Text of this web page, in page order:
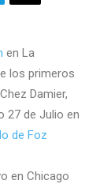
en La
los primeros
Damier,
27 de Julio en
de Foz
en Chicago